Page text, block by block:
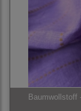
Baumwollstoff